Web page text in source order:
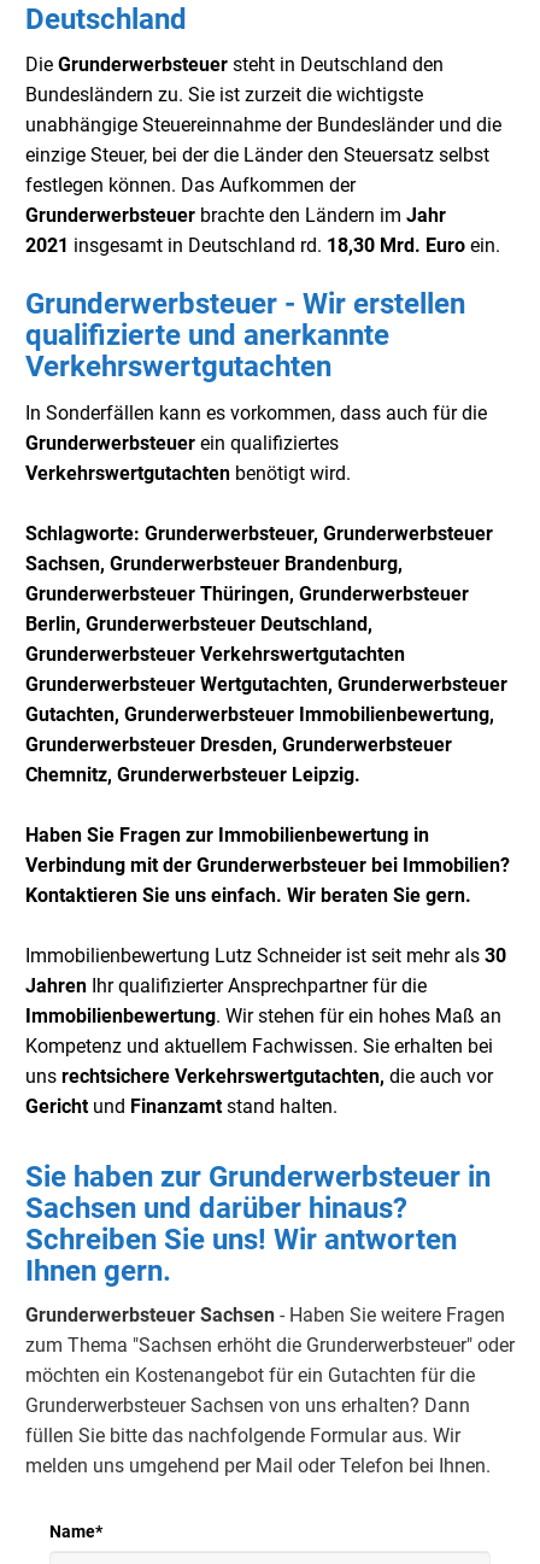
Deutschland
Die Grunderwerbsteuer steht in Deutschland den
Bundesländern zu. Sie ist zurzeit die wichtigste
unabhängige Steuereinnahme der Bundesländer und die
einzige Steuer, bei der die Länder den Steuersatz selbst
festlegen können. Das Aufkommen der
Grunderwerbsteuer brachte den Ländern im Jahr
2021 insgesamt in Deutschland rd. 18,30 Mrd. Euro ein.
Grunderwerbsteuer - Wir erstellen
qualifizierte und anerkannte
Verkehrswertgutachten
In Sonderfällen kann es vorkommen, dass auch für die
Grunderwerbsteuer ein qualifiziertes
Verkehrswertgutachten benötigt wird.
Schlagworte: Grunderwerbsteuer, Grunderwerbsteuer
Sachsen, Grunderwerbsteuer Brandenburg,
Grunderwerbsteuer Thüringen, Grunderwerbsteuer
Berlin, Grunderwerbsteuer Deutschland,
Grunderwerbsteuer Verkehrswertgutachten
Grunderwerbsteuer Wertgutachten, Grunderwerbsteuer
Gutachten, Grunderwerbsteuer Immobilienbewertung,
Grunderwerbsteuer Dresden, Grunderwerbsteuer
Chemnitz, Grunderwerbsteuer Leipzig.
Haben Sie Fragen zur Immobilienbewertung in
Verbindung mit der Grunderwerbsteuer bei Immobilien?
Kontaktieren Sie uns einfach. Wir beraten Sie gern.
Immobilienbewertung Lutz Schneider ist seit mehr als 30
Jahren Ihr qualifizierter Ansprechpartner für die
Immobilienbewertung. Wir stehen für ein hohes Maß an
Kompetenz und aktuellem Fachwissen. Sie erhalten bei
uns rechtsichere Verkehrswertgutachten, die auch vor
Gerichtund Finanzamtstand halten.
Sie haben zur Grunderwerbsteuer in
Sachsen und darüber hinaus?
Schreiben Sie uns! Wir antworten
Ihnen gern.
Grunderwerbsteuer Sachsen - Haben Sie weitere Fragen
zum Thema "Sachsen erhöht die Grunderwerbsteuer" oder
möchten ein Kostenangebot für ein Gutachten für die
Grunderwerbsteuer Sachsen von uns erhalten? Dann
füllen Sie bitte das nachfolgende Formular aus. Wir
melden uns umgehend per Mail oder Telefon bei Ihnen.
Name*